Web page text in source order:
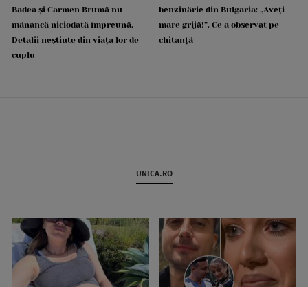
Badea și Carmen Brumă nu
mănâncă niciodată împreună.
Detalii neștiute din viața lor de
cuplu
benzinărie din Bulgaria: „Aveți
mare grijă!”. Ce a observat pe
chitanță
UNICA.RO